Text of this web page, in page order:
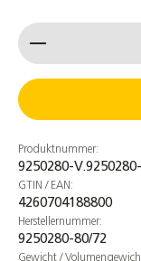
mm –
ALU-
3,20 €
Produkt
Produktnummer:
9250280-
GTIN / EAN:
4260704188800
Herstellernummer:
9250280-80/72
Gewicht /